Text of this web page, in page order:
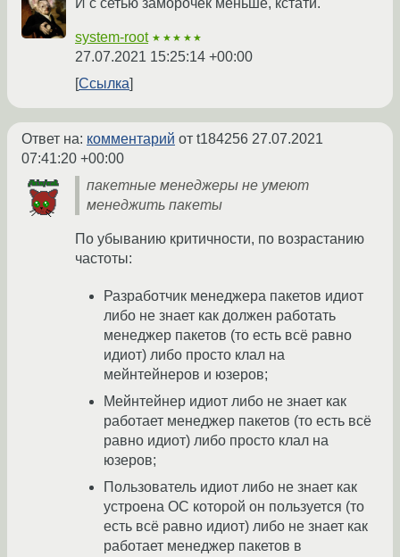
И с сетью заморочек меньше, кстати.
system-root ★★★★★
27.07.2021 15:25:14 +00:00
Ссылка
Ответ на: комментарий от t184256 27.07.2021
07:41:20 +00:00
пакетные менеджеры не умеют
менеджить пакеты
По убыванию критичности, по возрастанию
частоты:
Разработчик менеджера пакетов идиот
либо не знает как должен работать
менеджер пакетов (то есть всё равно
идиот) либо просто клал на
мейнтейнеров и юзеров;
Мейнтейнер идиот либо не знает как
работает менеджер пакетов (то есть всё
равно идиот) либо просто клал на
юзеров;
Пользователь идиот либо не знает как
устроена ОС которой он пользуется (то
есть всё равно идиот) либо не знает как
работает менеджер пакетов в